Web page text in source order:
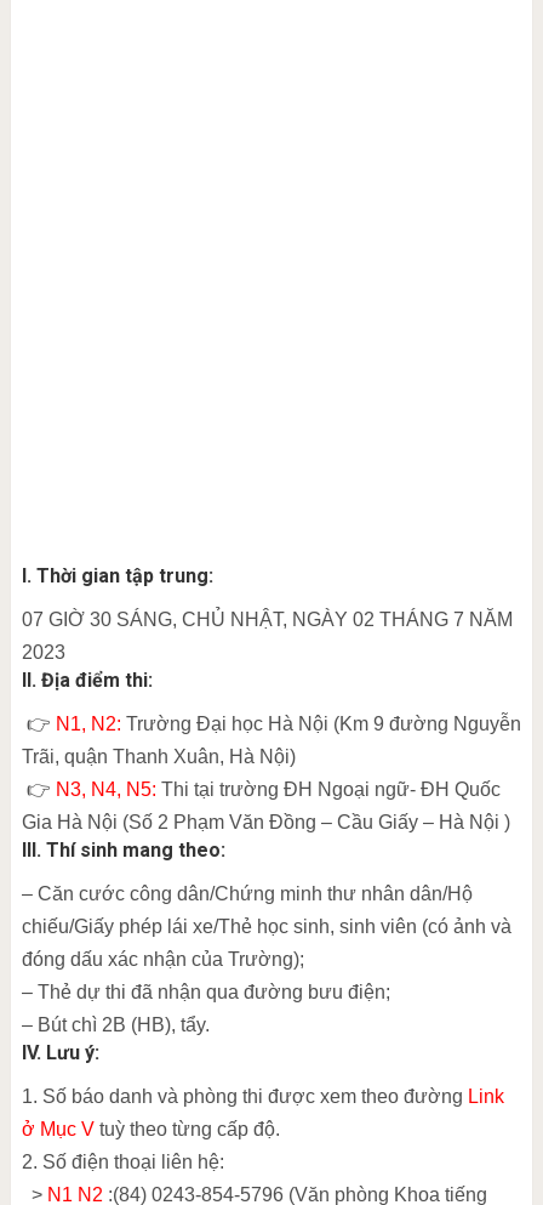
I. Thời gian tập trung:
07 GIỜ 30 SÁNG, CHỦ NHẬT, NGÀY 02 THÁNG 7 NĂM
2023
II. Địa điểm thi:
👉 N1, N2: Trường Đại học Hà Nội (Km 9 đường Nguyễn
Trãi, quận Thanh Xuân, Hà Nội)
👉 N3, N4, N5: Thi tại trường ĐH Ngoại ngữ- ĐH Quốc
Gia Hà Nội (Số 2 Phạm Văn Đồng – Cầu Giấy – Hà Nội )
III. Thí sinh mang theo:
– Căn cước công dân/Chứng minh thư nhân dân/Hộ
chiếu/Giấy phép lái xe/Thẻ học sinh, sinh viên (có ảnh và
đóng dấu xác nhận của Trường);
– Thẻ dự thi đã nhận qua đường bưu điện;
– Bút chì 2B (HB), tẩy.
IV. Lưu ý:
1. Số báo danh và phòng thi được xem theo đường Link
ở Mục Vtuỳ theo từng cấp độ.
2. Số điện thoại liên hệ:
> N1 N2 :(84) 0243-854-5796 (Văn phòng Khoa tiếng